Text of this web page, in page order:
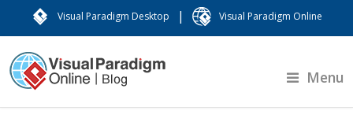
Visual Paradigm Desktop | Visual Paradigm Online
Menu